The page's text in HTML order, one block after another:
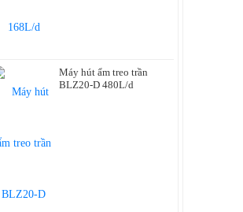
TỦ ĐÔNG
Máy hút ẩm treo trần
BLZ20-D 480L/d